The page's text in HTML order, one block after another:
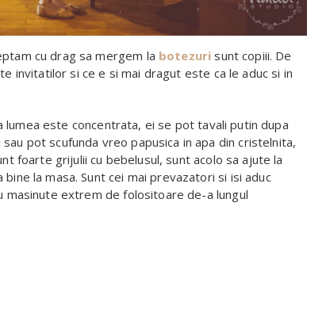
cu drag sa mergem la botezuri sunt copiii. De
invitatilor si ce e si mai dragut este ca le aduc si in
lumea este concentrata, ei se pot tavali putin dupa
pot scufunda vreo papusica in apa din cristelnita,
foarte grijulii cu bebelusul, sunt acolo sa ajute la
la masa. Sunt cei mai prevazatori si isi aduc
masinute extrem de folositoare de-a lungul